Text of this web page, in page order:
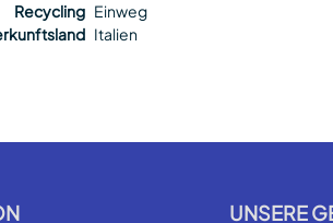
Recycling Einweg
Italien
UNSERE